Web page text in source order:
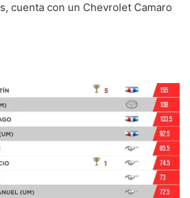
cuenta con un Chevrolet Camaro